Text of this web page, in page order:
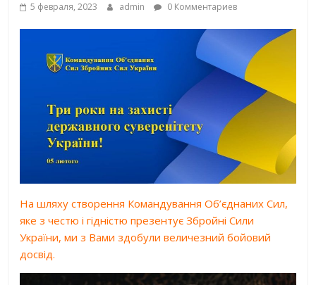
5 февраля, 2023 admin 0 Комментариев
На шляху створення Командування Об’єднаних Сил,
яке з честю і гідністю презентує Збройні Сили
України, ми з Вами здобули величезний бойовий
досвід.